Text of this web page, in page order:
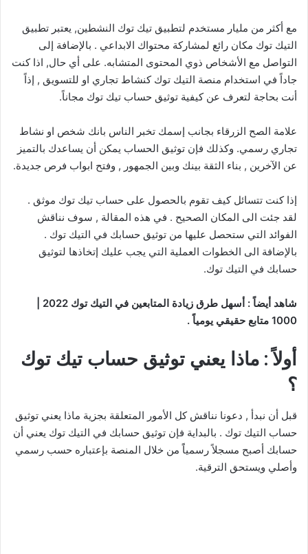
مع أكثر من مليار مستخدم لتطبيق تيك توك النشطين, يعتبر تطبيق
التيك توك مكان رائع لمشاركة محتواك الابداعي . بالإضافة إلى
التواصل مع الأشخاص ذوي المحتوى المتشابه. على أي حال, اذا كنت
جاداً في استخدام منصة التيك توك كنشاط تجاري او للتسويق , إذاً
أنت بحاجة لتعرف عن كيفية توثيق حساب تيك توك مجاناً.
علامة الصح الزرقاء بجانب إسمك تخبر الناس بانك شخص او نشاط
تجاري رسمي. وكذلك فإن توثيق الحساب يمكن أن يساعدك بالتميز
عن الآخرين , بناء الثقة بينك وبين الجمهور , وفتح ابواب فرص جديدة.
إذا كنت تتسائل كيف تقوم بالحصول على حساب تيك توك موثق .
لقد جئت الى المكان الصحيح . في هذه المقالة , سوف نناقش
الفوائد التي ستحصل عليها من توثيق حسابك في التيك توك .
بالإضافة الى الخطوات العملية التي يجب عليك إتخاذها لتوثيق
حسابك في التيك توك.
1000 متابع حقيقي يومياً .
أولاً : ماذا يعني توثيق حساب تيك توك
؟
قبل أن نبدأ , دعونا نناقش كل الأمور المتعلقة بجزية ماذا يعني توثيق
حساب التيك توك . بالبداية فإن توثيق حسابك في التيك توك يعني أن
حسابك أصبح مسجلاً رسمياًَ من خلال المنصة بإعتباره حسب رسمي
وأصلي ويستحق الترقية.